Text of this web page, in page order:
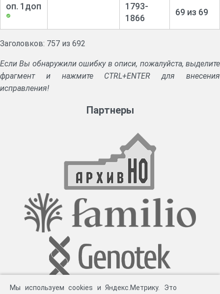
оп. 1доп
1793-
1866
69 из 69
Заголовков: 757 из 692
Если Вы обнаружили ошибку в описи, пожалуйста, выделите
фрагмент и нажмите CTRL+ENTER для внесения
исправления!
Партнеры
Мы используем cookies и Яндекс.Метрику. Это